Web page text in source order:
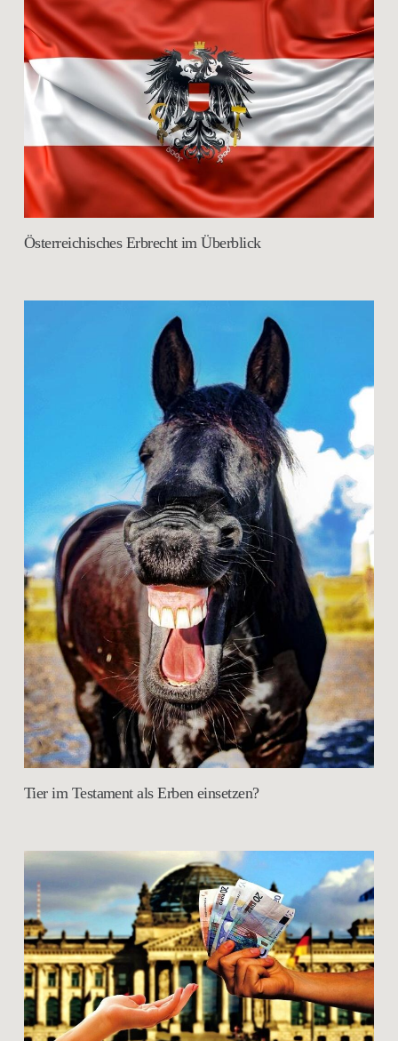
Österreichisches Erbrecht im Überblick
Tier im Testament als Erben einsetzen?